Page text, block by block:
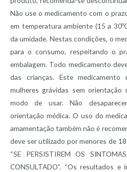
Não use o medicamento com o
em temperatura ambiente (15 a
da umidade. Nestas condições, o
para o consumo, respeitando o
embalagem. Todo medicamento
das crianças. Este
mulheres grávidas sem orientação
modo de usar. Não
orientação médica. O uso do
amamentação também não é
deve ser utilizado por menores de
“SE PERSISTIREM OS
CONSULTADO”. “Os resultados